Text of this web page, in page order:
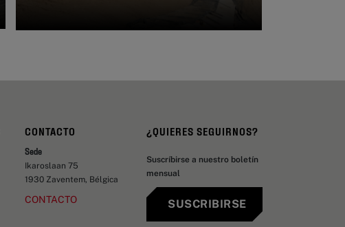
CONTACTO
Sede
Ikaroslaan 75
1930 Zaventem, Bélgica
CONTACTO
¿QUIERES SEGUIRNOS?
Suscríbirse a nuestro boletín
mensual
SUSCRIBIRSE